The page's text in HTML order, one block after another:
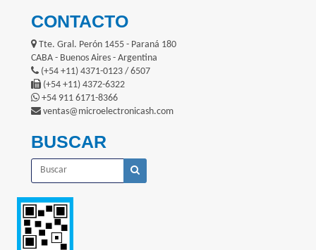
CONTACTO
Tte. Gral. Perón 1455 - Paraná 180
CABA - Buenos Aires - Argentina
(+54 +11) 4371-0123 / 6507
(+54 +11) 4372-6322
+54 911 6171-8366
ventas@microelectronicash.com
BUSCAR